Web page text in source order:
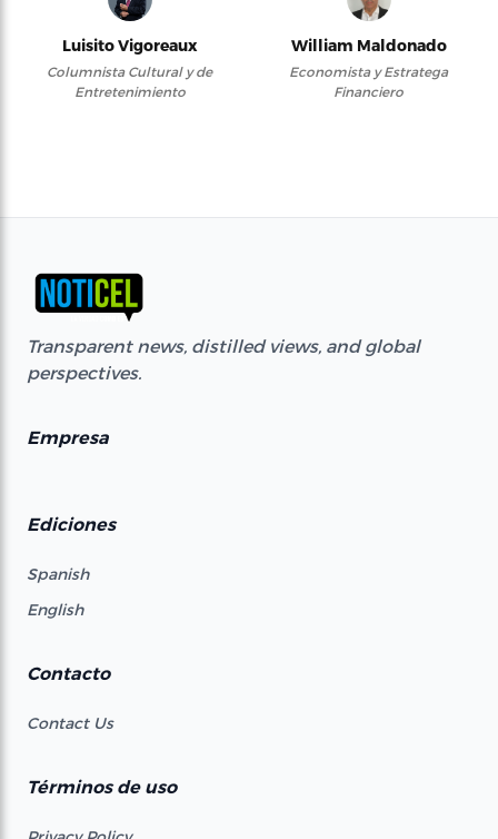
Luisito Vigoreaux
Columnista Cultural y de
Entretenimiento
William Maldonado
Economista y Estratega
Financiero
Transparent news, distilled views, and global
perspectives.
Empresa
Ediciones
Spanish
English
Contacto
Contact Us
Términos de uso